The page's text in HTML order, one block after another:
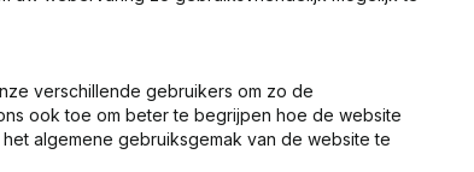
Opening Bijkantoor, enz...)
verschillende gebruikers om zo de
ook toe om beter te begrijpen hoe de website
algemene gebruiksgemak van de website te